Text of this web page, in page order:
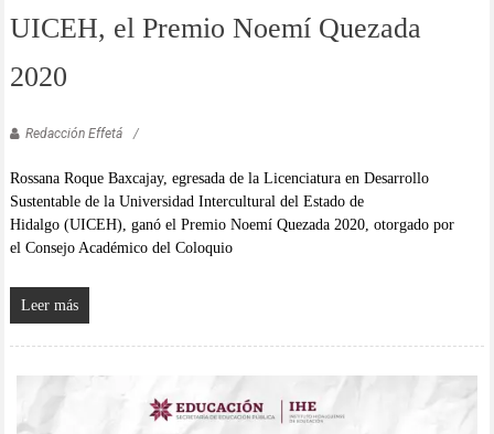
UICEH, el Premio Noemí Quezada
2020
Redacción Effetá
Rossana Roque Baxcajay, egresada de la Licenciatura en Desarrollo
Sustentable de la Universidad Intercultural del Estado de
Hidalgo (UICEH), ganó el Premio Noemí Quezada 2020, otorgado por
el Consejo Académico del Coloquio
Leer más